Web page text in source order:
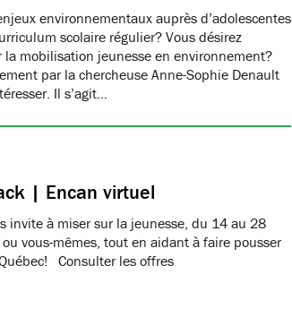
environnementaux auprès d’adolescentes
scolaire régulier? Vous désirez
la mobilisation jeunesse en environnement?
par la chercheuse Anne-Sophie Denault
Il s’agit…
| Encan virtuel
invite à miser sur la jeunesse, du 14 au 28
vous-mêmes, tout en aidant à faire pousser
Consulter les offres